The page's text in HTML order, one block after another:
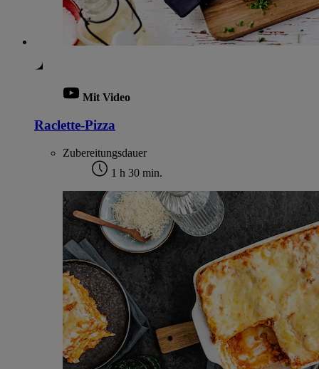
Mit Video
Raclette-Pizza
Zubereitungsdauer
1 h 30 min.